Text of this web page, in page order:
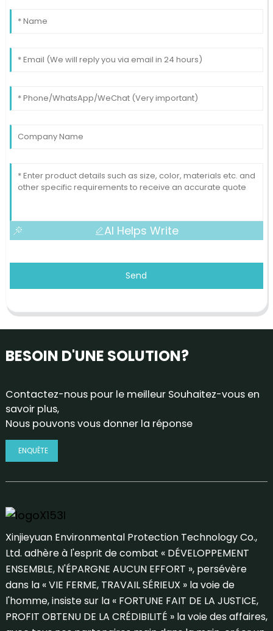
AI Helps Write
Send
BESOIN D'UNE SOLUTION?
Contactez-nous pour le meilleur Souhaitez-vous en
savoir plus,
Nous pouvons vous donner la réponse
ENQUÊTE
Xinjieyuan Environmental Protection Technology Co.,
Ltd. adhère à l'esprit de combat « DÉVELOPPEMENT
ENSEMBLE, N'ÉPARGNE AUCUN EFFORT », persévère
dans la « VIE FERME, TRAVAIL SÉRIEUX » la voie de
l'homme, insiste sur la « FORTUNE FAIT DE LA JUSTICE,
PROFIT OBTENU DE LA CRÉDIBILITÉ » la voie des affaires,